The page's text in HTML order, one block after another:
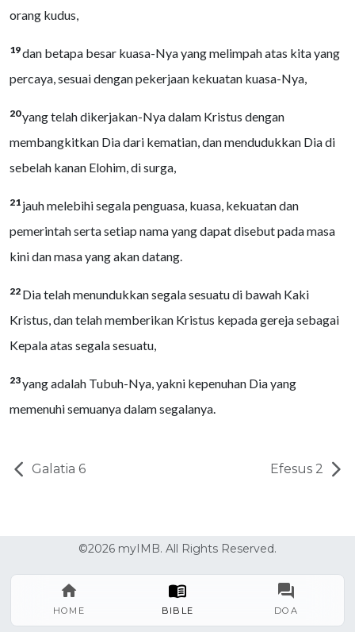
HOME BIBLE DOA
orang kudus,
19dan betapa besar kuasa-Nya yang melimpah atas kita yang
percaya, sesuai dengan pekerjaan kekuatan kuasa-Nya,
20yang telah dikerjakan-Nya dalam Kristus dengan
membangkitkan Dia dari kematian, dan mendudukkan Dia di
sebelah kanan Elohim, di surga,
21 jauh melebihi segala penguasa, kuasa, kekuatan dan
pemerintah serta setiap nama yang dapat disebut pada masa
kini dan masa yang akan datang.
22 Dia telah menundukkan segala sesuatu di bawah Kaki
Kristus, dan telah memberikan Kristus kepada gereja sebagai
Kepala atas segala sesuatu,
23yang adalah Tubuh-Nya, yakni kepenuhan Dia yang
memenuhi semuanya dalam segalanya.
Galatia 6 Efesus 2
©2026 myIMB. All Rights Reserved.